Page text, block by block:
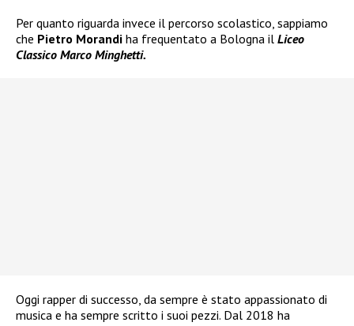
Per quanto riguarda invece il percorso scolastico, sappiamo
che Pietro Morandi ha frequentato a Bologna il Liceo
Classico Marco Minghetti.
Oggi rapper di successo, da sempre è stato appassionato di
musica e ha sempre scritto i suoi pezzi. Dal 2018 ha